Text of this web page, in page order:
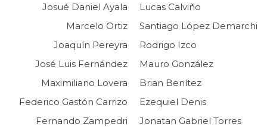
Josué Daniel Ayala
Marcelo Ortiz
Joaquín Pereyra
José Luis Fernández
Maximiliano Lovera
Federico Gastón Carrizo
Fernando Zampedri
Lucas Calviño
Santiago López Demarchi
Rodrigo Izco
Mauro González
Brian Benítez
Ezequiel Denis
Jonatan Gabriel Torres